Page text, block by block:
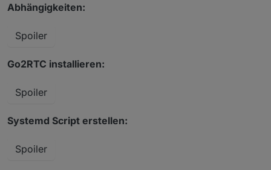
Abhängigkeiten:
Spoiler
Go2RTC installieren:
Spoiler
Systemd Script erstellen:
Spoiler